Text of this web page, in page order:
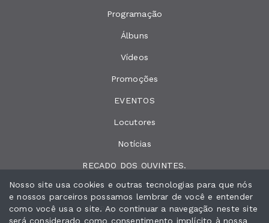
Programação
Álbuns
Vídeos
Promoções
EVENTOS
Locutores
Notícias
RECADO DOS OUVINTES.
Contato
Peça sua música
Nosso site usa cookies e outras tecnologias para que nós
e nossos parceiros possamos lembrar de você e entender
como você usa o site. Ao continuar a navegação neste site
será considerado como consentimento implícito à nossa